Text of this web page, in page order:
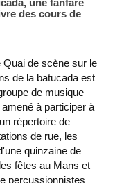
une fanfare
des cours de
de scène sur le
de la batucada est
de musique
à participer à
répertoire de
de rue, les
quinzaine de
fêtes au Mans et
percussionnistes